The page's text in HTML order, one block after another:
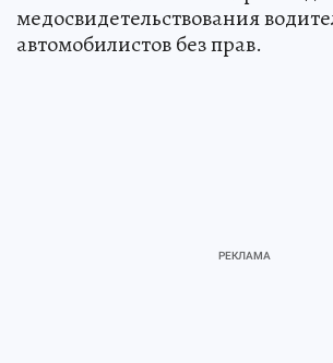
медосвидетельствования
автомобилистов без прав.